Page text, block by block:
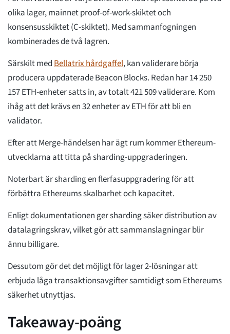
olika lager, mainnet proof-of-work-skiktet och
konsensusskiktet (C-skiktet). Med sammanfogningen
kombinerades de två lagren.
Särskilt med Bellatrix hårdgaffel, kan validerare börja
producera uppdaterade Beacon Blocks. Redan har 14 250
157 ETH-enheter satts in, av totalt 421 509 validerare. Kom
ihåg att det krävs en 32 enheter av ETH för att bli en
validator.
Efter att Merge-händelsen har ägt rum kommer Ethereum-
utvecklarna att titta på sharding-uppgraderingen.
Noterbart är sharding en flerfasuppgradering för att
förbättra Ethereums skalbarhet och kapacitet.
Enligt dokumentationen ger sharding säker distribution av
datalagringskrav, vilket gör att sammanslagningar blir
ännu billigare.
Dessutom gör det det möjligt för lager 2-lösningar att
erbjuda låga transaktionsavgifter samtidigt som Ethereums
säkerhet utnyttjas.
Takeaway-poäng